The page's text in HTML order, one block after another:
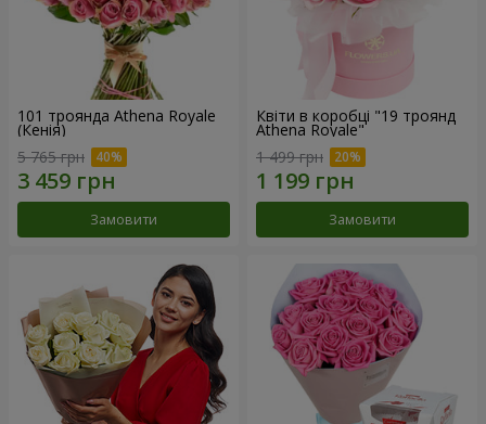
101 троянда Athena Royale
(Кенія)
5 765 грн
Замовити
Квіти в коробці "19 троянд
Athena Royale"
1 499 грн
Замовити